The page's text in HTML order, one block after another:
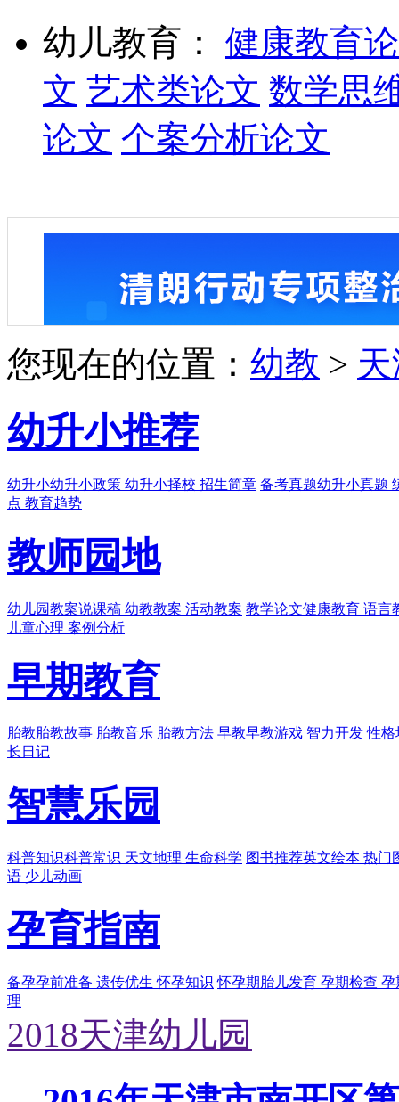
幼儿教育：
健康教育
文 艺术类论文 数学思
论文 个案分析论文
您现在的位置： 幼教 >
幼升小推荐
幼升小幼升小政策 幼升小择校 招生简章 备考真题幼升小真题
点 教育趋势
教师园地
幼儿园教案说课稿 幼教教案 活动教案 教学论文健康教育 语言
儿童心理 案例分析
早期教育
胎教胎教故事 胎教音乐 胎教方法 早教早教游戏 智力开发 性格
长日记
智慧乐园
科普知识科普常识 天文地理 生命科学 图书推荐英文绘本 热门
语 少儿动画
孕育指南
备孕孕前准备 遗传优生 怀孕知识 怀孕期 胎儿发育 孕期检查
理
2018天津幼儿园